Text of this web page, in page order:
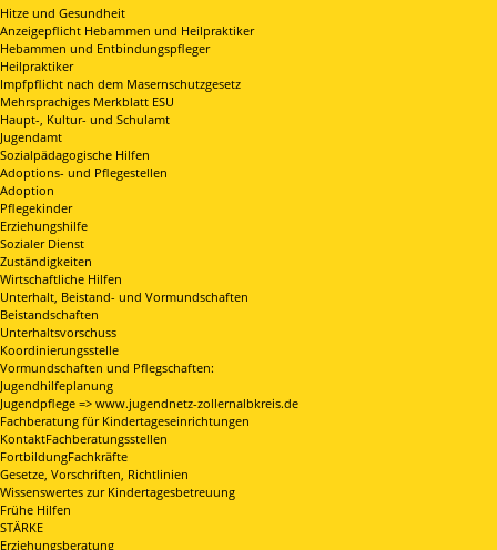
Hitze und Gesundheit
Anzeigepflicht Hebammen und Heilpraktiker
Hebammen und Entbindungspfleger
Heilpraktiker
Impfpflicht nach dem Masernschutzgesetz
Mehrsprachiges Merkblatt ESU
Haupt-, Kultur- und Schulamt
Jugendamt
Sozialpädagogische Hilfen
Adoptions- und Pflegestellen
Adoption
Pflegekinder
Erziehungshilfe
Sozialer Dienst
Zuständigkeiten
Wirtschaftliche Hilfen
Unterhalt, Beistand- und Vormundschaften
Beistandschaften
Unterhaltsvorschuss
Koordinierungsstelle
Vormundschaften und Pflegschaften:
Jugendhilfeplanung
Jugendpflege => www.jugendnetz-zollernalbkreis.de
Fachberatung für Kindertageseinrichtungen
KontaktFachberatungsstellen
FortbildungFachkräfte
Gesetze, Vorschriften, Richtlinien
Wissenswertes zur Kindertagesbetreuung
Frühe Hilfen
STÄRKE
Erziehungsberatung